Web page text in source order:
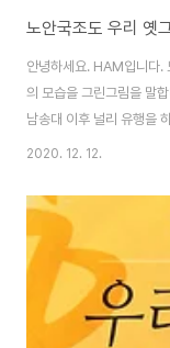
노안국조도 우리 옛
안녕하세요. HAM입니다.
의 모습을 그린그림을 말
남송대 이후 널리 유행을
에 대한 제화시문이 만히
적으로 표현했습니다. 노
한쌍의 기러기를 그렸는
두고, 날아드는 기러기와
다. 화면 왼쪽에는 추사체
면과 조화를 이룹니다. 제
2020. 12. 12.